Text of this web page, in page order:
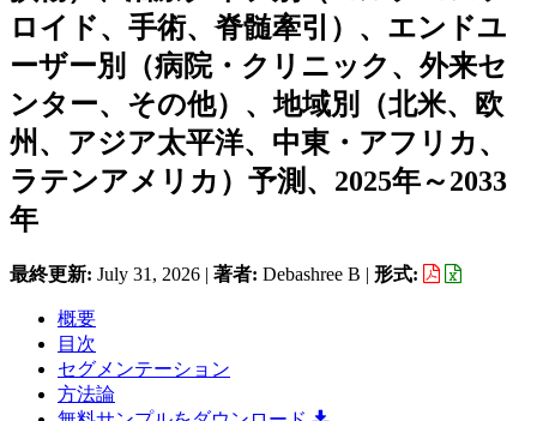
ロイド、手術、脊髄牽引）、エンドユ
ーザー別（病院・クリニック、外来セ
ンター、その他）、地域別（北米、欧
州、アジア太平洋、中東・アフリカ、
ラテンアメリカ）予測、2025年～2033
年
最終更新: July 31, 2026 | 著者: Debashree B | 形式:
概要
目次
セグメンテーション
方法論